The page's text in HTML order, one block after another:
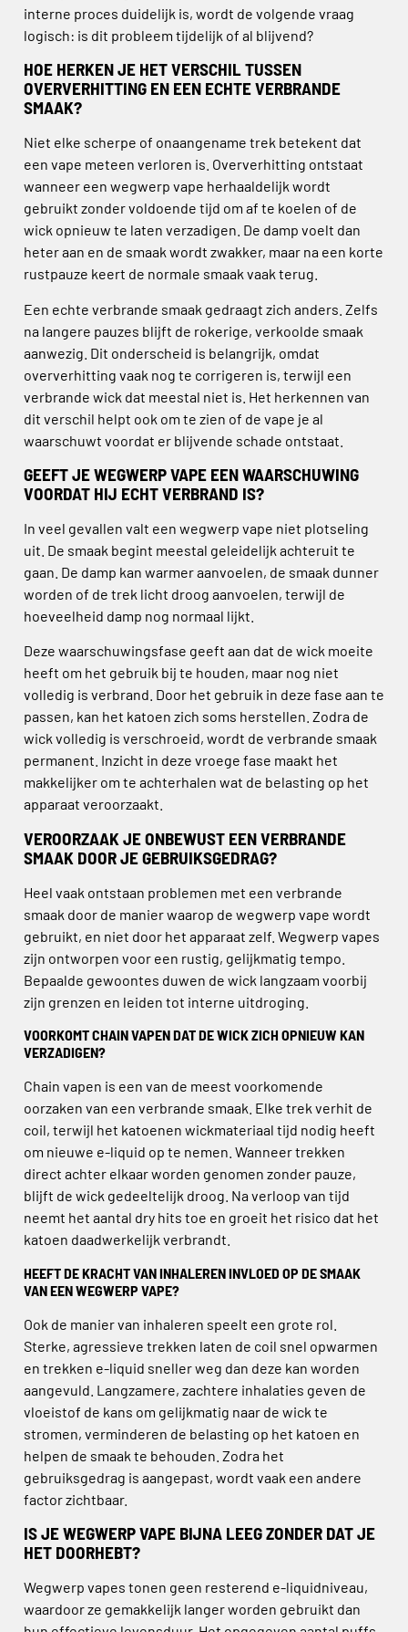
interne proces duidelijk is, wordt de volgende vraag
logisch: is dit probleem tijdelijk of al blijvend?
HOE HERKEN JE HET VERSCHIL TUSSEN
OVERVERHITTING EN EEN ECHTE VERBRANDE
SMAAK?
Niet elke scherpe of onaangename trek betekent dat
een vape meteen verloren is. Oververhitting ontstaat
wanneer een wegwerp vape herhaaldelijk wordt
gebruikt zonder voldoende tijd om af te koelen of de
wick opnieuw te laten verzadigen. De damp voelt dan
heter aan en de smaak wordt zwakker, maar na een korte
rustpauze keert de normale smaak vaak terug.
Een echte verbrande smaak gedraagt zich anders. Zelfs
na langere pauzes blijft de rokerige, verkoolde smaak
aanwezig. Dit onderscheid is belangrijk, omdat
oververhitting vaak nog te corrigeren is, terwijl een
verbrande wick dat meestal niet is. Het herkennen van
dit verschil helpt ook om te zien of de vape je al
waarschuwt voordat er blijvende schade ontstaat.
GEEFT JE WEGWERP VAPE EEN WAARSCHUWING
VOORDAT HIJ ECHT VERBRAND IS?
In veel gevallen valt een wegwerp vape niet plotseling
uit. De smaak begint meestal geleidelijk achteruit te
gaan. De damp kan warmer aanvoelen, de smaak dunner
worden of de trek licht droog aanvoelen, terwijl de
hoeveelheid damp nog normaal lijkt.
Deze waarschuwingsfase geeft aan dat de wick moeite
heeft om het gebruik bij te houden, maar nog niet
volledig is verbrand. Door het gebruik in deze fase aan te
passen, kan het katoen zich soms herstellen. Zodra de
wick volledig is verschroeid, wordt de verbrande smaak
permanent. Inzicht in deze vroege fase maakt het
makkelijker om te achterhalen wat de belasting op het
apparaat veroorzaakt.
VEROORZAAK JE ONBEWUST EEN VERBRANDE
SMAAK DOOR JE GEBRUIKSGEDRAG?
Heel vaak ontstaan problemen met een verbrande
smaak door de manier waarop de wegwerp vape wordt
gebruikt, en niet door het apparaat zelf. Wegwerp vapes
zijn ontworpen voor een rustig, gelijkmatig tempo.
Bepaalde gewoontes duwen de wick langzaam voorbij
zijn grenzen en leiden tot interne uitdroging.
VOORKOMT CHAIN VAPEN DAT DE WICK ZICH OPNIEUW KAN
VERZADIGEN?
Chain vapen is een van de meest voorkomende
oorzaken van een verbrande smaak. Elke trek verhit de
coil, terwijl het katoenen wickmateriaal tijd nodig heeft
om nieuwe e-liquid op te nemen. Wanneer trekken
direct achter elkaar worden genomen zonder pauze,
blijft de wick gedeeltelijk droog. Na verloop van tijd
neemt het aantal dry hits toe en groeit het risico dat het
katoen daadwerkelijk verbrandt.
HEEFT DE KRACHT VAN INHALEREN INVLOED OP DE SMAAK
VAN EEN WEGWERP VAPE?
Ook de manier van inhaleren speelt een grote rol.
Sterke, agressieve trekken laten de coil snel opwarmen
en trekken e-liquid sneller weg dan deze kan worden
aangevuld. Langzamere, zachtere inhalaties geven de
vloeistof de kans om gelijkmatig naar de wick te
stromen, verminderen de belasting op het katoen en
helpen de smaak te behouden. Zodra het
gebruiksgedrag is aangepast, wordt vaak een andere
factor zichtbaar.
IS JE WEGWERP VAPE BIJNA LEEG ZONDER DAT JE
HET DOORHEBT?
Wegwerp vapes tonen geen resterend e-liquidniveau,
waardoor ze gemakkelijk langer worden gebruikt dan